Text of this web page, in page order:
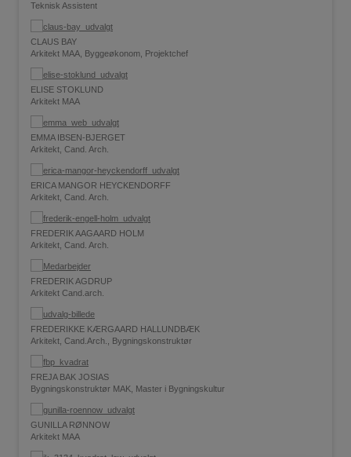
Teknisk Assistent
CLAUS BAY
Arkitekt MAA, Byggeøkonom, Projektchef
ELISE STOKLUND
Arkitekt MAA
EMMA IBSEN-BJERGET
Arkitekt, Cand. Arch.
ERICA MANGOR HEYCKENDORFF
Arkitekt, Cand. Arch.
FREDERIK AAGAARD HOLM
Arkitekt, Cand. Arch.
FREDERIK AGDRUP
Arkitekt Cand.arch.
FREDERIKKE KÆRGAARD HALLUNDBÆK
Arkitekt, Cand.Arch., Bygningskonstruktør
FREJA BAK JOSIAS
Bygningskonstruktør MAK, Master i Bygningskultur
GUNILLA RØNNOW
Arkitekt MAA